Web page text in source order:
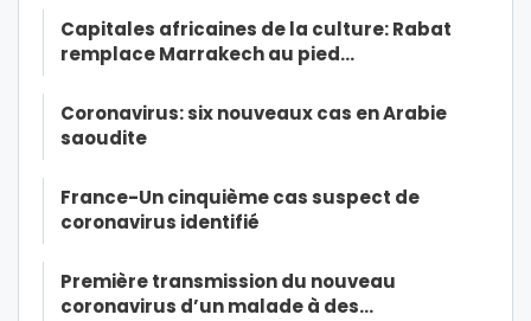
Capitales africaines de la culture: Rabat
remplace Marrakech au pied…
Coronavirus: six nouveaux cas en Arabie
saoudite
France-Un cinquième cas suspect de
coronavirus identifié
Première transmission du nouveau
coronavirus d’un malade à des…